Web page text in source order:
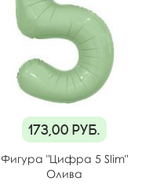
173,00 руб.
Фигура "Цифра 5 Slim"
Олива